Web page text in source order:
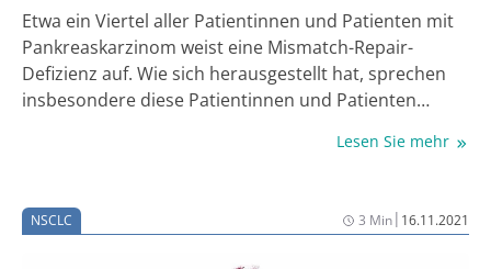
Etwa ein Viertel aller Patientinnen und Patienten mit
Pankreaskarzinom weist eine Mismatch-Repair-
Defizienz auf. Wie sich herausgestellt hat, sprechen
insbesondere diese Patientinnen und Patienten
auf Gemcitabin/nab-Paclitaxel. Zudem ist bei
Mutation eine Erhaltungstherapie mit dem PARP-
Inhibitor Olaparib möglich. Eine frühzeitige BRCA-
Lesen Sie mehr
NSCLC 3 Min| 16.11.2021